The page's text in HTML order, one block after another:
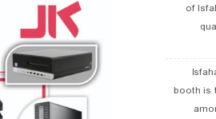
of
booth is